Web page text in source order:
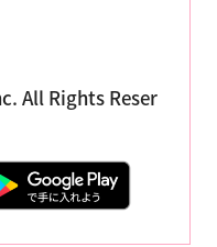
All Rights Reser